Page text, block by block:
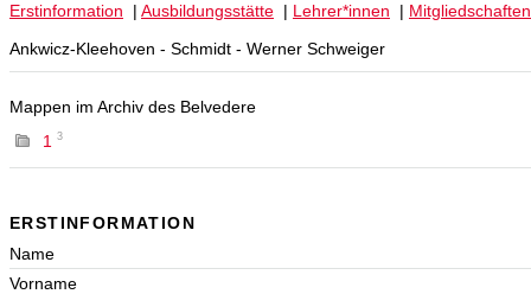
Erstinformation | Ausbildungsstätte | Lehrer*innen | Mitgliedschaften
Ankwicz-Kleehoven - Schmidt - Werner Schweiger
Mappen im Archiv des Belvedere
1
3
ERSTINFORMATION
Name
Vorname